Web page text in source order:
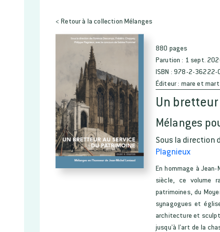
< Retour à la collection Mélanges
880 pages
Parution : 1 sept.
ISBN : 978-2-36222-
Éditeur : mare et
Un
Mélanges
Sous la direction
Plagnieux
En hommage à
siècle, ce volume
patrimoines, du
synagogues et
architecture et
jusqu’à l’art de la